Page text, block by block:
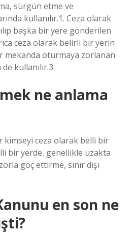
sürgün etme ve
kullanılır.1. Ceza olarak
başka bir yere gönderilen
ceza olarak belirli bir yerin
mekanda oturmaya zorlanan
kullanılır.3.
ne anlama
kimseyi ceza olarak belli bir
bir yerde, genellikle uzakta
göç ettirme, sınır dışı
en son ne